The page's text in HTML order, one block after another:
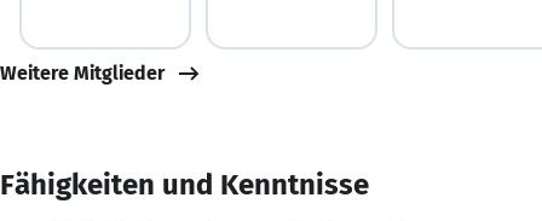
Weitere Mitglieder
Fähigkeiten und Kenntnisse